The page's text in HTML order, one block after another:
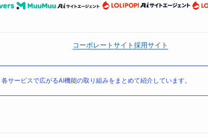
コーポレートサイト採用サイト
サービスで広がるAI機能の取り組みをまとめて紹介しています。